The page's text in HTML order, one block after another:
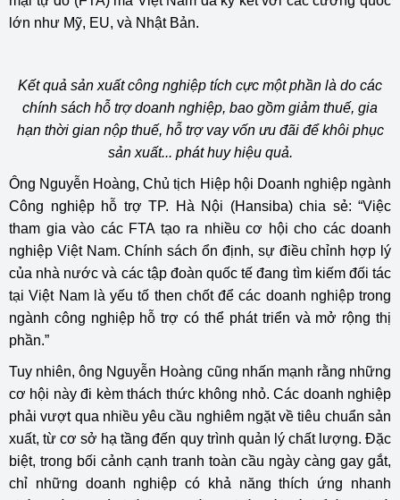
lớn như Mỹ, EU, và Nhật Bản.
Kết quả sản xuất công nghiệp tích cực một phần là do các
chính sách hỗ trợ doanh nghiệp, bao gồm giảm thuế, gia
hạn thời gian nộp thuế, hỗ trợ vay vốn ưu đãi để khôi phục
sản xuất... phát huy hiệu quả.
Ông Nguyễn Hoàng, Chủ tịch Hiệp hội Doanh nghiệp ngành
Công nghiệp hỗ trợ TP. Hà Nội (Hansiba) chia sẻ: “Việc
tham gia vào các FTA tạo ra nhiều cơ hội cho các doanh
nghiệp Việt Nam. Chính sách ổn định, sự điều chỉnh hợp lý
của nhà nước và các tập đoàn quốc tế đang tìm kiếm đối tác
tại Việt Nam là yếu tố then chốt để các doanh nghiệp trong
ngành công nghiệp hỗ trợ có thể phát triển và mở rộng thị
phần.”
Tuy nhiên, ông Nguyễn Hoàng cũng nhấn mạnh rằng những
cơ hội này đi kèm thách thức không nhỏ. Các doanh nghiệp
phải vượt qua nhiều yêu cầu nghiêm ngặt về tiêu chuẩn sản
xuất, từ cơ sở hạ tầng đến quy trình quản lý chất lượng. Đặc
biệt, trong bối cảnh cạnh tranh toàn cầu ngày càng gay gắt,
chỉ những doanh nghiệp có khả năng thích ứng nhanh